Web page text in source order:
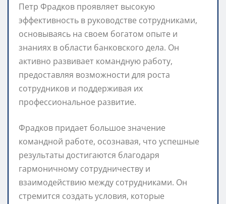
Петр Фрадков проявляет высокую
эффективность в руководстве сотрудниками,
основываясь на своем богатом опыте и
знаниях в области банковского дела. Он
активно развивает командную работу,
предоставляя возможности для роста
сотрудников и поддерживая их
профессиональное развитие.
Фрадков придает большое значение
командной работе, осознавая, что успешные
результаты достигаются благодаря
гармоничному сотрудничеству и
взаимодействию между сотрудниками. Он
стремится создать условия, которые